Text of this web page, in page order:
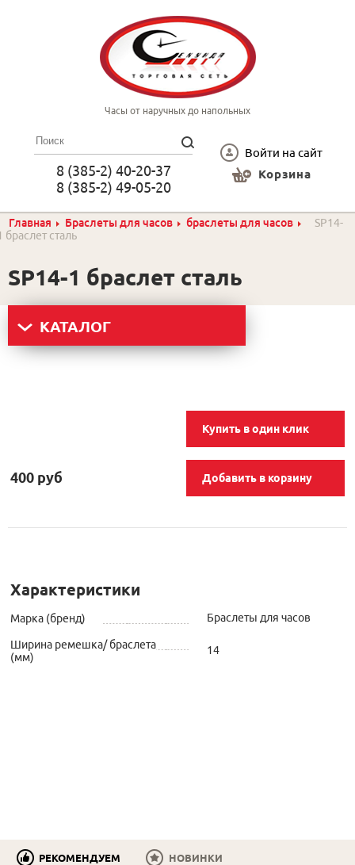
8 (385-2) 40-20-37
8 (385-2) 49-05-20
Часы от наручных до напольных
Войти на сайт
Корзина
Главная Браслеты для часов браслеты для часов
SP14-
браслет сталь
SP14-1 браслет сталь
КАТАЛОГ
Купить в один клик
400 руб Добавить в корзину
Характеристики
Марка (бренд) Браслеты для часов
Ширина ремешка/ браслета
(мм)
14
РЕКОМЕНДУЕМ НОВИНКИ